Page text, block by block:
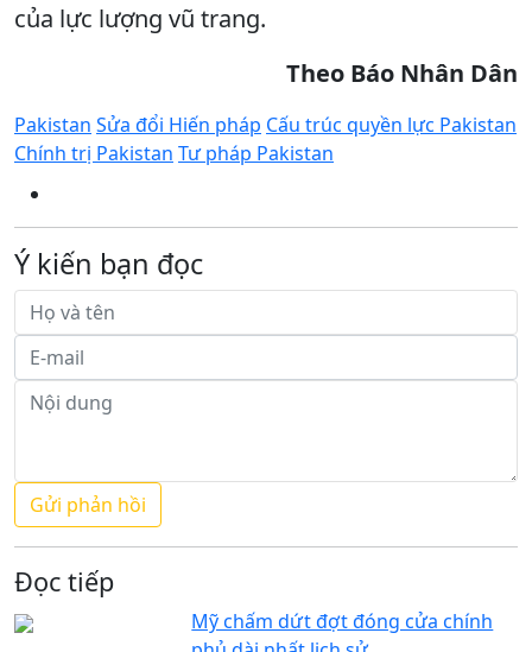
của lực lượng vũ trang.
Theo Báo Nhân Dân
Pakistan Sửa đổi Hiến pháp Cấu trúc quyền lực Pakistan
Chính trị Pakistan Tư pháp Pakistan
Ý kiến bạn đọc
Đọc tiếp
Mỹ chấm dứt đợt đóng cửa chính